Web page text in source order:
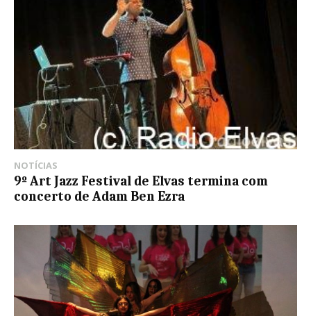
NOTÍCIAS
9º Art Jazz Festival de Elvas termina com
concerto de Adam Ben Ezra